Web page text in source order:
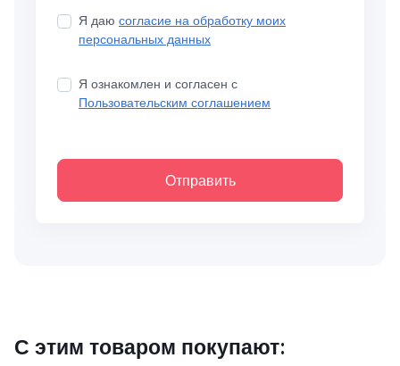
Я даю согласие на обработку моих
персональных данных
Я ознакомлен и согласен с
Пользовательским соглашением
Отправить
С этим товаром покупают: